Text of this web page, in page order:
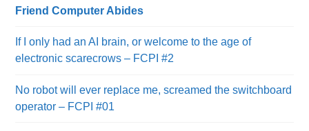
Friend Computer Abides
If I only had an AI brain, or welcome to the age of
electronic scarecrows – FCPI #2
No robot will ever replace me, screamed the switchboard
operator – FCPI #01